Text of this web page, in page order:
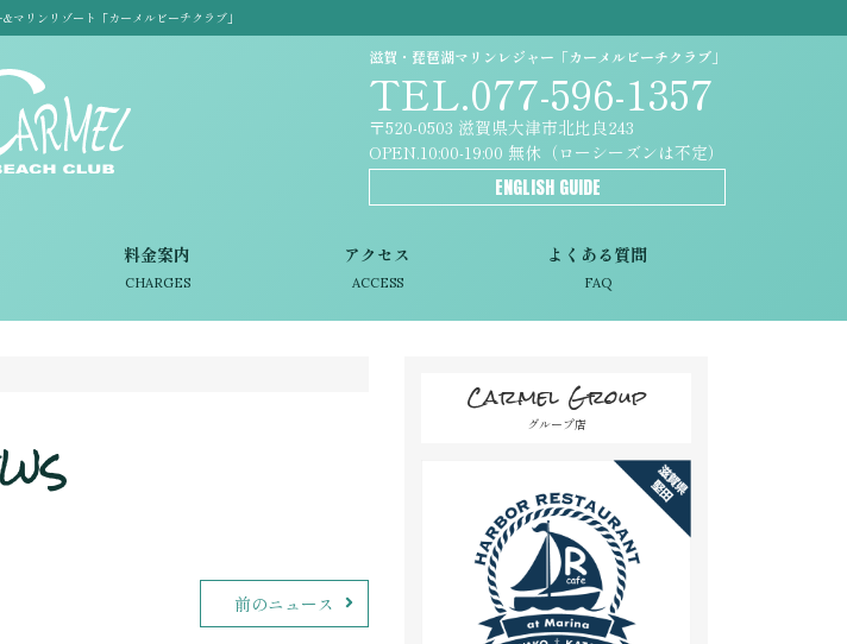
マリンリゾート「カーメルビーチクラブ」
料金案内
CHARGES
アクセス
ACCESS
よくある質問
FAQ
滋賀・琵琶湖マリンレジャー「カーメルビーチクラブ」
TEL.077-596-1357
〒520-0503 滋賀県大津市北比良243
OPEN.10:00-19:00 無休（ローシーズンは不定）
ENGLISH GUIDE
前のニュース
Carmel Group
グループ店